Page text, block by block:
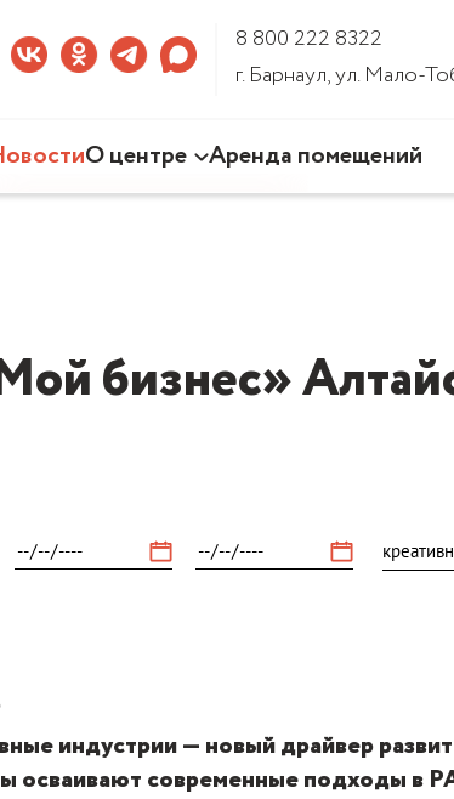
8 800 222 8322
г. Барнаул, ул. Мало-
О центре
тур по Центру
Аренда помещений
бизнес»
индустрии — новый драйвер
осваивают современные подходы в